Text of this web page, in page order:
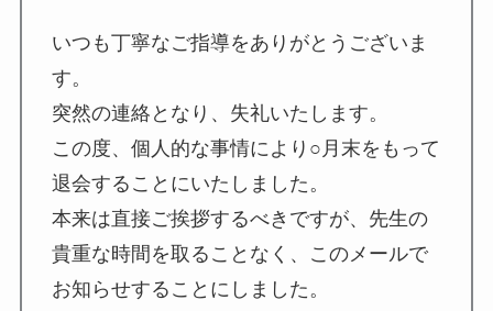
いつも丁寧なご指導をありがとうございま
す。
突然の連絡となり、失礼いたします。
この度、個人的な事情により○月末をもって
退会することにいたしました。
本来は直接ご挨拶するべきですが、先生の
貴重な時間を取ることなく、このメールで
お知らせすることにしました。